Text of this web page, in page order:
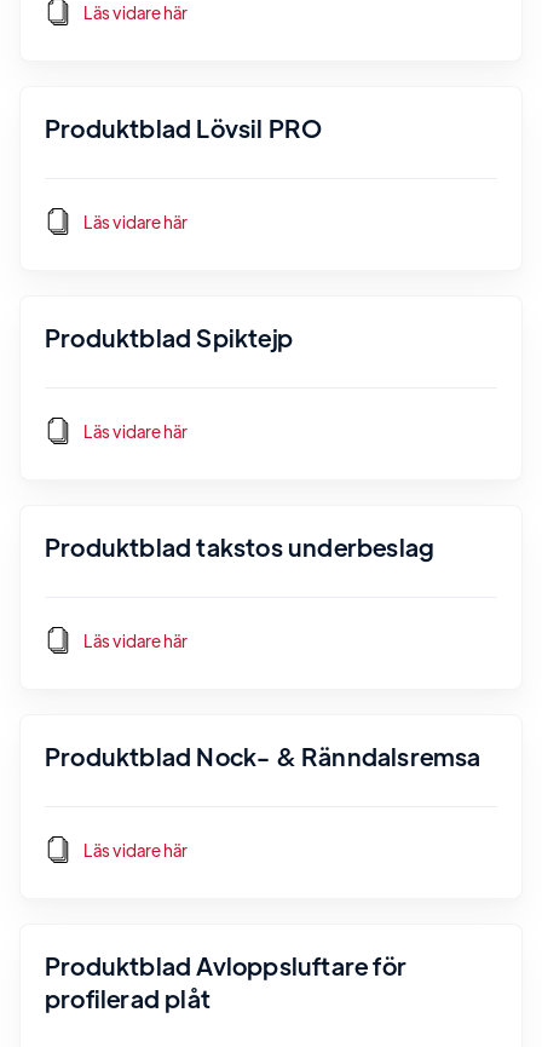
Läs vidare här
Produktblad Lövsil PRO
Läs vidare här
Produktblad Spiktejp
Läs vidare här
Produktblad takstos underbeslag
Läs vidare här
Produktblad Nock- & Ränndalsremsa
Läs vidare här
Produktblad Avloppsluftare för
profilerad plåt